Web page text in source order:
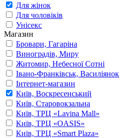
Для жінок
Для чоловіків
Унісекс
Магазин
Бровари, Гагаріна
Виноградів, Миру
Житомир, Небесної Сотні
Івано-Франківськ, Василіянок
Інтернет-магазин
Київ, Воскресенський
Київ, Старовокзальна
Київ, ТРЦ «Lavina Mall»
Київ, ТРЦ «OASIS»
Київ, ТРЦ «Smart Plaza»